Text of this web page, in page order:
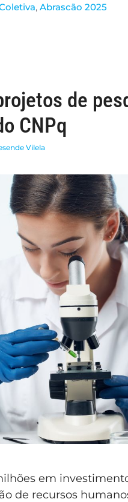
,Abrascão 2025
de
CNPq
Vilela
em
de recursos